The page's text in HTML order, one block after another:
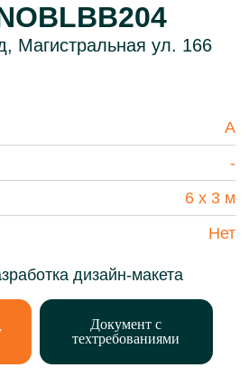
Магистральная ул. 166
A
-
6 х 3 м
Нет
дизайн-макета
Документ с
техтребованиями